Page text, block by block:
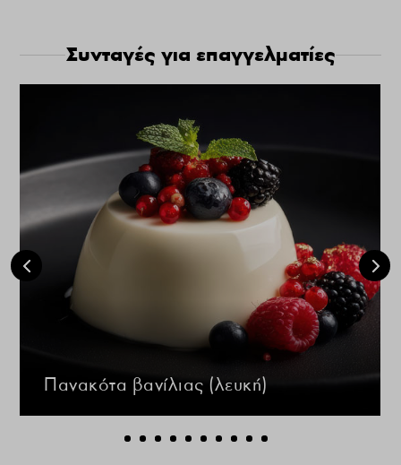
Συνταγές για επαγγελματίες
Πανακότα βανίλιας (λευκή)